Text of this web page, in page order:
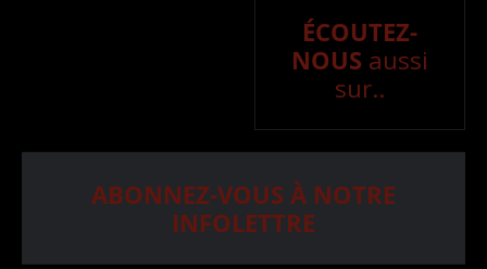
ÉCOUTEZ-
NOUS aussi
sur..
ABONNEZ-VOUS À NOTRE
INFOLETTRE